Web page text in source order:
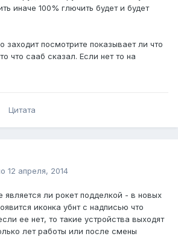
иначе 100% глючить будет и будет
заходит посмотрите показывает ли что
что сааб сказал. Если нет то на
Цитата
12 апреля, 2014
является ли рокет подделкой - в новых
иконка убнт с надписью что
ее нет, то такие устройства выходят
лет работы или после смены